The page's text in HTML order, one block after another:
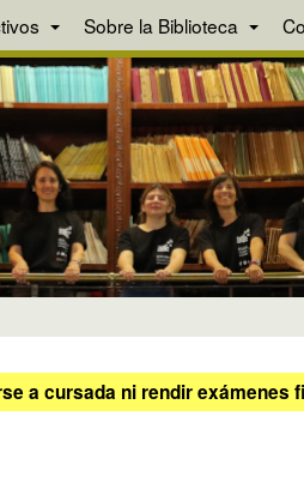
Sobre la Biblioteca
a cursada ni rendir exámenes